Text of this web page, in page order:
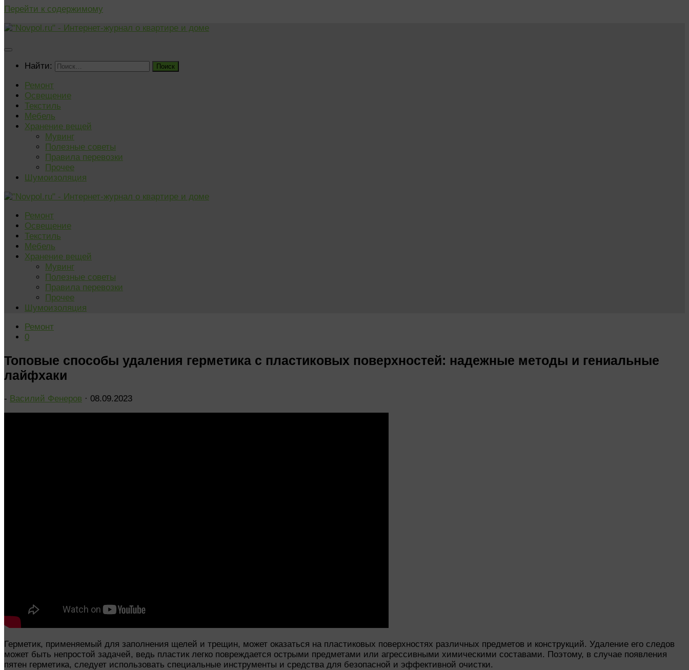
Перейти к содержимому
Найти:
Ремонт
Освещение
Текстиль
Мебель
Хранение вещей
Мувинг
Полезные советы
Правила перевозки
Прочее
Шумоизоляция
Ремонт
Освещение
Текстиль
Мебель
Хранение вещей
Мувинг
Полезные советы
Правила перевозки
Прочее
Шумоизоляция
Ремонт
0
Топовые способы удаления герметика с пластиковых поверхностей: надежные методы и гениальные
лайфхаки
- Василий Фенеров · 08.09.2023
Герметик, применяемый для заполнения щелей и трещин, может оказаться на пластиковых поверхностях различных предметов и конструкций. Удаление его следов
может быть непростой задачей, ведь пластик легко повреждается острыми предметами или агрессивными химическими составами. Поэтому, в случае появления
пятен герметика, следует использовать специальные инструменты и средства для безопасной и эффективной очистки.